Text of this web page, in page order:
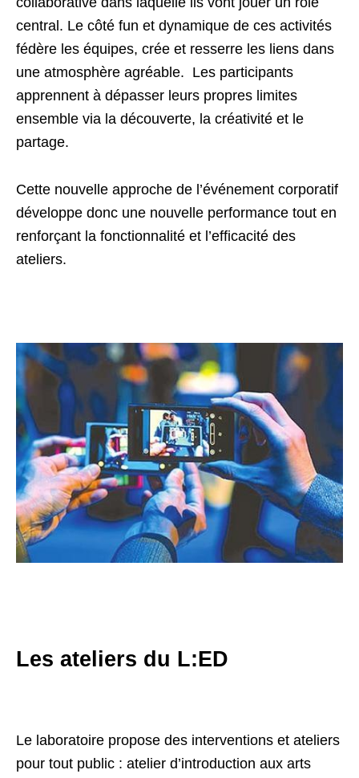
central. Le côté fun et dynamique de ces activités
fédère les équipes, crée et resserre les liens dans
une atmosphère agréable. Les participants
apprennent à dépasser leurs propres limites
ensemble via la découverte, la créativité et le
partage.
Cette nouvelle approche de l’événement corporatif
développe donc une nouvelle performance tout en
renforçant la fonctionnalité et l’efficacité des
ateliers.
Les ateliers du L:ED
Le laboratoire propose des interventions et ateliers
pour tout public : atelier d’introduction aux arts